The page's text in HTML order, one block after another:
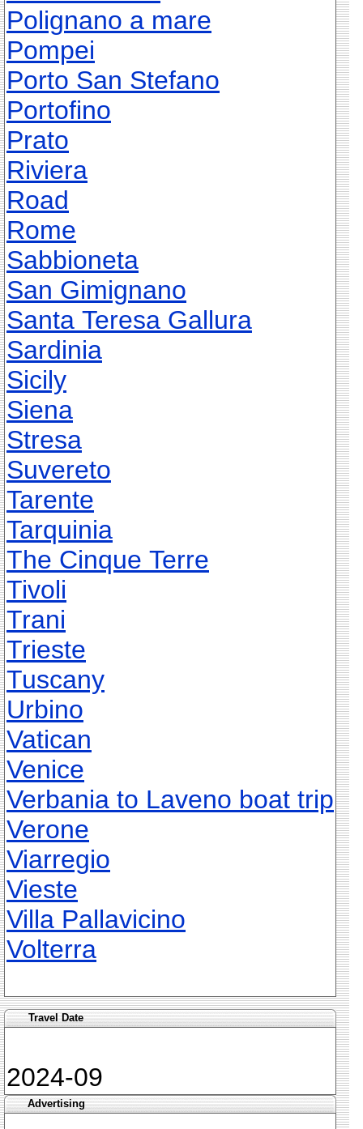
Polignano a mare
Pompei
Porto San Stefano
Portofino
Prato
Riviera
Road
Rome
Sabbioneta
San Gimignano
Santa Teresa Gallura
Sardinia
Sicily
Siena
Stresa
Suvereto
Tarente
Tarquinia
The Cinque Terre
Tivoli
Trani
Trieste
Tuscany
Urbino
Vatican
Venice
Verbania to Laveno boat trip
Verone
Viarregio
Vieste
Villa Pallavicino
Volterra
Travel Date
2024-09
Advertising